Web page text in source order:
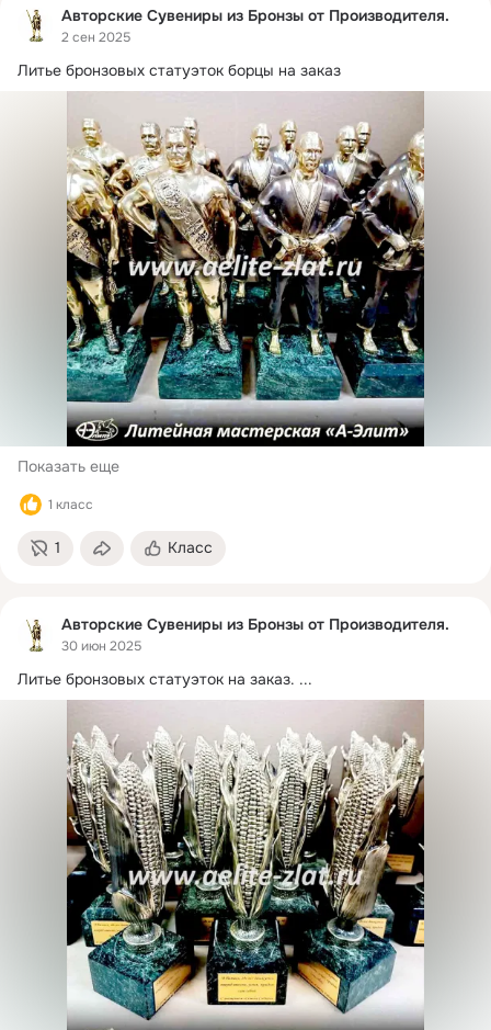
Авторские Сувениры из Бронзы от Производителя.
2 сен 2025
Литье бронзовых статуэток борцы на заказ
Показать еще
1 класс
1 Класс
Авторские Сувениры из Бронзы от Производителя.
30 июн 2025
Литье бронзовых статуэток на заказ. ...